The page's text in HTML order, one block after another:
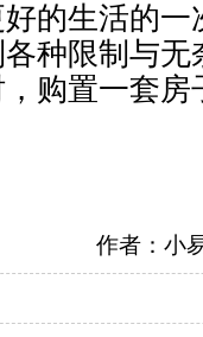
的生活的一
种限制与无
购置一套房
作者：小